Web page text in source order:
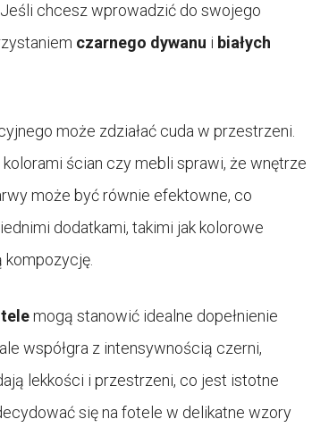
chcesz wprowadzić do swojego
czarnego dywanu i białych
może zdziałać cuda w przestrzeni.
ścian czy mebli sprawi, że wnętrze
może być równie efektowne, co
dodatkami, takimi jak kolorowe
kompozycję.
mogą stanowić idealne dopełnienie
współgra z intensywnością czerni,
lekkości i przestrzeni, co jest istotne
się na fotele w delikatne wzory